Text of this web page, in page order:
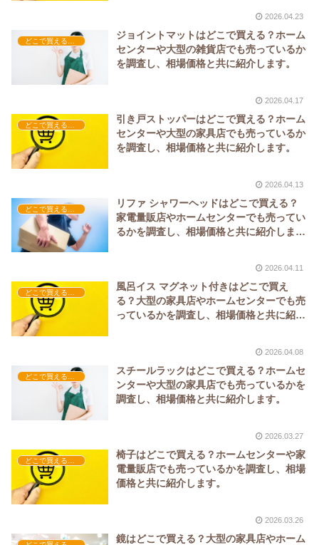
2026.04.23
ジョイントマットはどこで買える？ホーム
センターや大型の雑貨店でも売っているか
を調査し、相場価格と共に紹介します。
2026.04.17
引き戸ストッパーはどこで買える？ホーム
センターや大型の家具店でも売っているか
を調査し、相場価格と共に紹介します。
2026.04.13
リファ シャワーヘッドはどこで買える？
家電量販店やホームセンターでも売ってい
るかを調査し、相場価格と共に紹介しま
2026.04.11
どこで買える？-家具
風呂イス マグネット付きはどこで買え
る？大型の家具店やホームセンターでも売
っているかを調査し、相場価格と共に紹介
2026.04.08
スチールラックはどこで買える？ホームセ
ンターや大型の家具店でも売っているかを
調査し、相場価格と共に紹介します。
2026.03.27
椅子はどこで買える？ホームセンターや家
電量販店でも売っているかを調査し、相場
価格と共に紹介します。
2026.03.26
鏡はどこで買える？大型の家具店やホーム